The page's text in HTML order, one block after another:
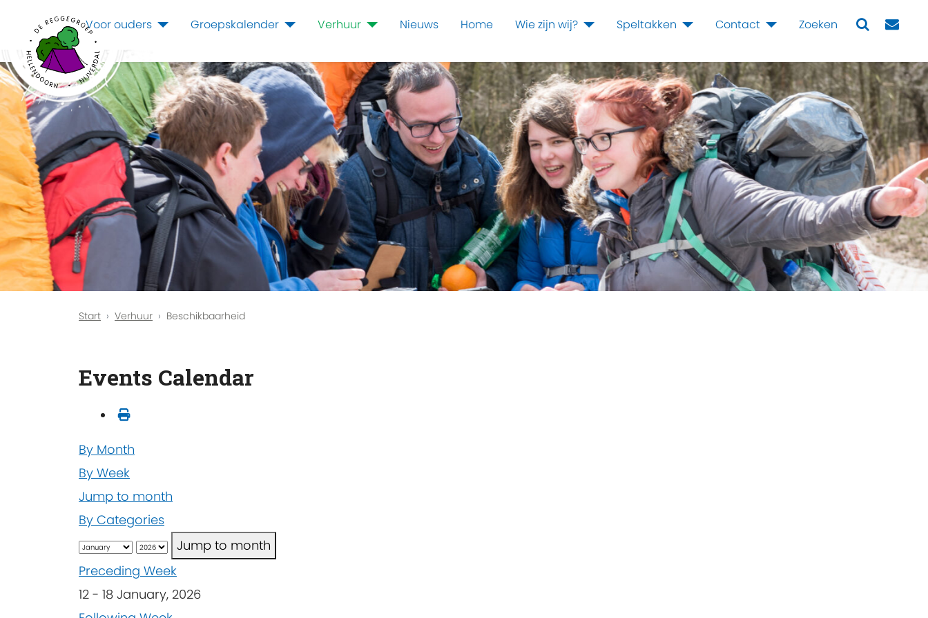
Voor ouders Groepskalender Verhuur Nieuws Home Wie zijn wij? Speltakken Contact Zoeken
Start Verhuur Beschikbaarheid
Events Calendar
By Month
By Week
Jump to month
By Categories
Jump to month
Preceding Week
12 - 18 January, 2026